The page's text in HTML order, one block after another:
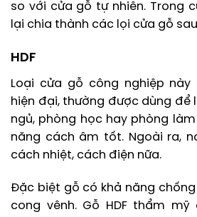
so với cửa gỗ tự nhiên. Trong
lại chia thành các lọi cửa gỗ
HDF
Loại cửa gỗ công nghiệp
hiện đại, thường được dùng để
ngủ, phòng học hay phòng
năng cách âm tốt. Ngoài ra,
cách nhiệt, cách điện nữa.
Đặc biệt gỗ có khả năng
cong vênh. Gỗ HDF thẩm